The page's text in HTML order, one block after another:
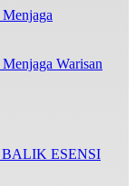
Warisan
ESENSI